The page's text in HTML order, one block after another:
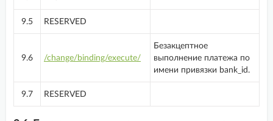
9.5 RESERVED
9.6 /change/binding/execute/
Безакцептное
выполнение платежа по
имени привязки bank_id.
9.7 RESERVED